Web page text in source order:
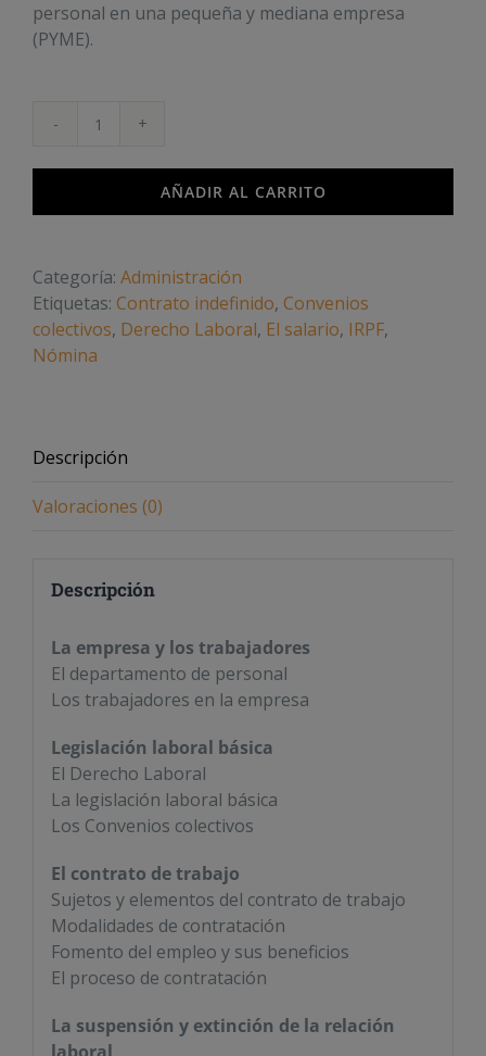
personal en una pequeña y mediana empresa
(PYME).
Gestión
personal.
Nóminas
AÑADIR AL CARRITO
Categoría: Administración
Etiquetas: Contrato indefinido, Convenios
colectivos, Derecho Laboral, El salario, IRPF,
Nómina
Descripción
Valoraciones (0)
Descripción
La empresa y los trabajadores
El departamento de personal
Los trabajadores en la empresa
Legislación laboral básica
El Derecho Laboral
La legislación laboral básica
Los Convenios colectivos
El contrato de trabajo
Sujetos y elementos del contrato de trabajo
Modalidades de contratación
Fomento del empleo y sus beneficios
El proceso de contratación
La suspensión y extinción de la relación
laboral